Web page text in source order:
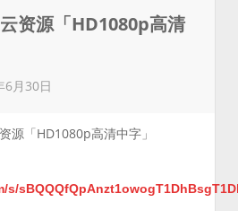
资源「HD1080p高清
6月30日
源「HD1080p高清中字」